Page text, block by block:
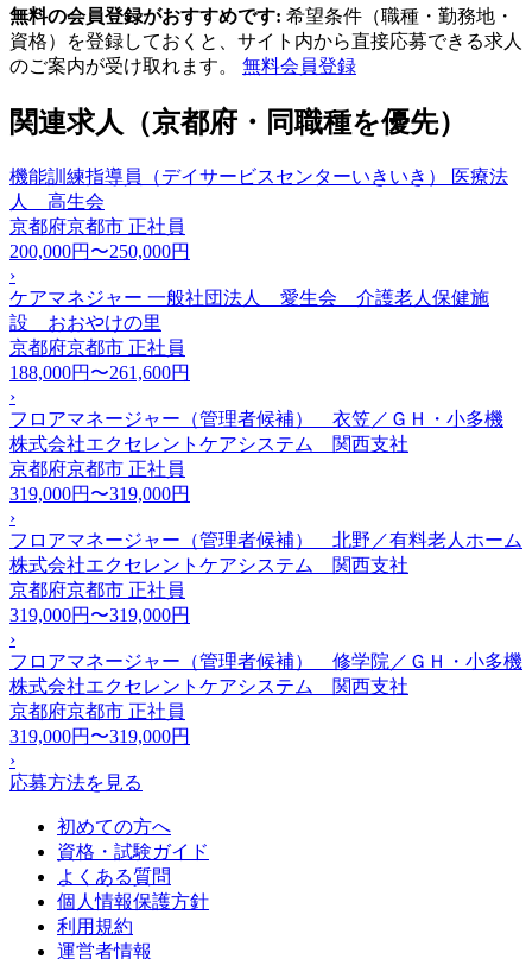
無料の会員登録がおすすめです: 希望条件（職種・勤務地・
資格）を登録しておくと、サイト内から直接応募できる求人
のご案内が受け取れます。 無料会員登録
関連求人（京都府・同職種を優先）
機能訓練指導員（デイサービスセンターいきいき） 医療法
人 高生会
京都府京都市 正社員
200,000円〜250,000円
›
ケアマネジャー 一般社団法人 愛生会 介護老人保健施
設 おおやけの里
京都府京都市 正社員
188,000円〜261,600円
›
フロアマネージャー（管理者候補） 衣笠／ＧＨ・小多機
株式会社エクセレントケアシステム 関西支社
京都府京都市 正社員
319,000円〜319,000円
›
フロアマネージャー（管理者候補） 北野／有料老人ホーム
株式会社エクセレントケアシステム 関西支社
京都府京都市 正社員
319,000円〜319,000円
›
フロアマネージャー（管理者候補） 修学院／ＧＨ・小多機
株式会社エクセレントケアシステム 関西支社
京都府京都市 正社員
319,000円〜319,000円
›
応募方法を見る
初めての方へ
資格・試験ガイド
よくある質問
個人情報保護方針
利用規約
運営者情報